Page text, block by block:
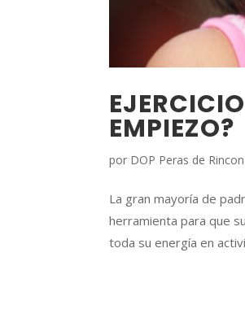
EMPIEZO?
por DOP Peras de
La gran mayoría de
herramienta para que
toda su energía en